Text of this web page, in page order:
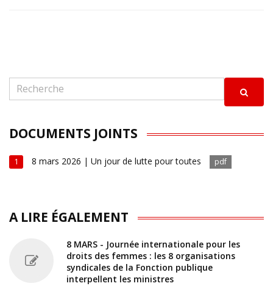
DOCUMENTS JOINTS
1 8 mars 2026 | Un jour de lutte pour toutes pdf
A LIRE ÉGALEMENT
8 MARS - Journée internationale pour les
droits des femmes : les 8 organisations
syndicales de la Fonction publique
interpellent les ministres